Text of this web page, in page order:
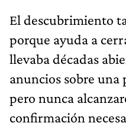
El descubrimiento
porque ayuda a
llevaba décadas
anuncios sobre
pero nunca
confirmación